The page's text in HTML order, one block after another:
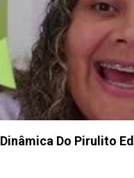
Dinâmica Do Pirulito